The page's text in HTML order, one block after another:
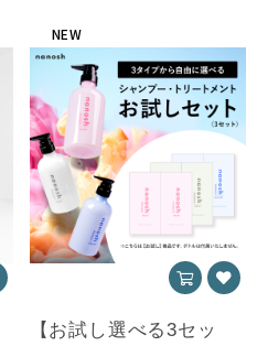
NEW
【お試し選べる3セッ